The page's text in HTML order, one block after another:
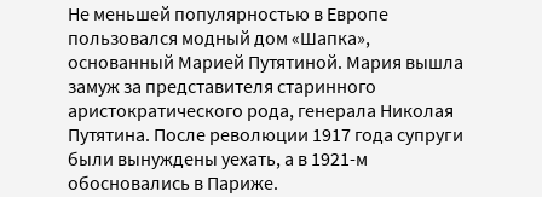
Не меньшей популярностью в Европе
пользовался модный дом «Шапка»,
основанный Марией Путятиной. Мария вышла
замуж за представителя старинного
аристократического рода, генерала Николая
Путятина. После революции 1917 года супруги
были вынуждены уехать, а в 1921-м
обосновались в Париже.